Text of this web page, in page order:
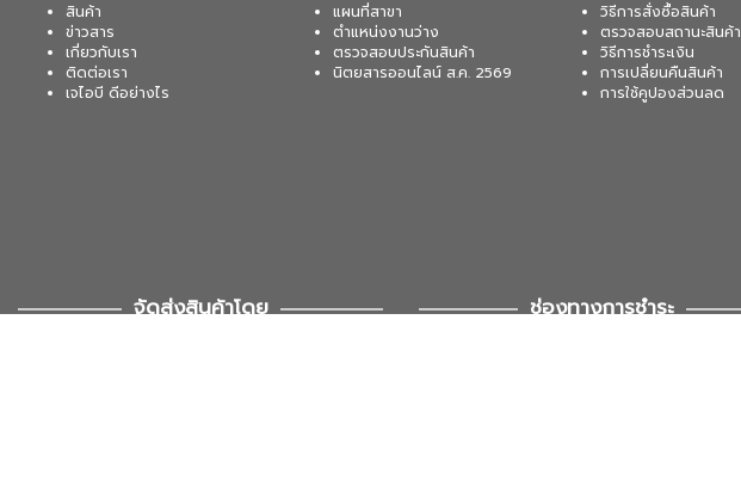
สินค้า
ข่าวสาร
เกี่ยวกับเรา
ติดต่อเรา
เจไอบี ดีอย่างไร
แผนที่สาขา
ตำแหน่งงานว่าง
ตรวจสอบประกันสินค้า
นิตยสารออนไลน์ ส.ค. 2569
วิธีการสั่งซื้อสินค้า
ตรวจสอบสถานะสินค้า
วิธีการชำระเงิน
การเปลี่ยนคืนสินค้า
การใช้คูปองส่วนลด
จัดส่งสินค้าโดย ช่องทางการชำระ